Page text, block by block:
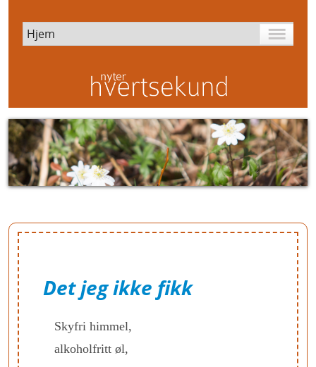
Det jeg ikke fikk
Skyfri himmel,
alkoholfritt øl,